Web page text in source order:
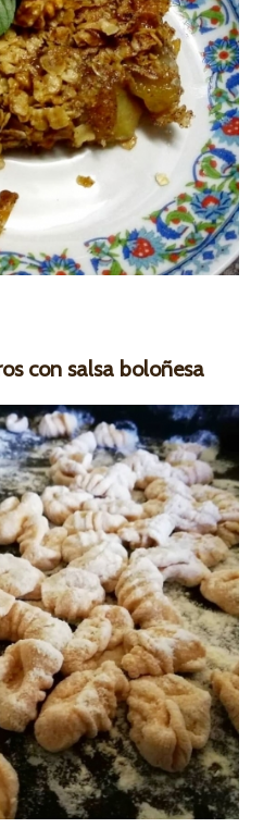
con salsa boloñesa